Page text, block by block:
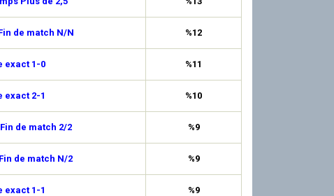
de match N/N %12
exact 1-0 %11
exact 2-1 %10
de match 2/2 %9
de match N/2 %9
exact 1-1 %9